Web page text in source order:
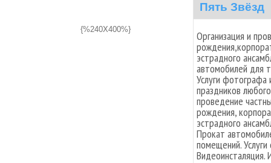
{%240X400%}
Пять Звёзд
Организация и
эстрадного
автомобилей для
Услуги фотографа
праздников
проведение
рождения,
эстрадного
Прокат
помещений.
Видеоинсталяция.